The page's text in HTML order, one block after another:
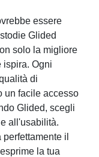
essere
Glided
solo la migliore
ispira. Ogni
di
un facile accesso
Glided, scegli
all'usabilità.
il
la tua